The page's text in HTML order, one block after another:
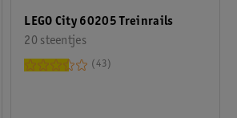
LEGO City 60205 Treinrails
20 steentjes
43